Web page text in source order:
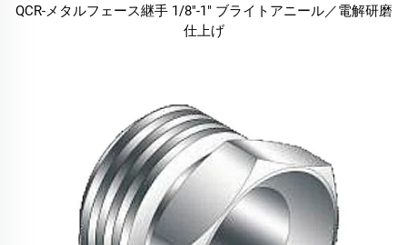
QCR-メタルフェース継手 1/8"-1" ブライトアニール／電解研磨
仕上げ